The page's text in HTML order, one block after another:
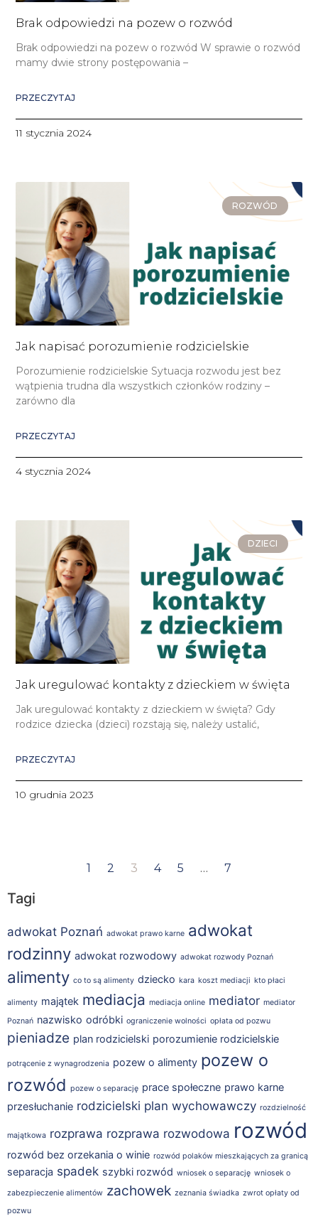
Brak odpowiedzi na pozew o rozwód
Brak odpowiedzi na pozew o rozwód W sprawie o rozwód
mamy dwie strony postępowania –
PRZECZYTAJ
11 stycznia 2024
ROZWÓD
Jak napisać porozumienie rodzicielskie
Porozumienie rodzicielskie Sytuacja rozwodu jest bez
wątpienia trudna dla wszystkich członków rodziny –
zarówno dla
PRZECZYTAJ
4 stycznia 2024
DZIECI
Jak uregulować kontakty z dzieckiem w święta
Jak uregulować kontakty z dzieckiem w święta? Gdy
rodzice dziecka (dzieci) rozstają się, należy ustalić,
PRZECZYTAJ
10 grudnia 2023
1 2 3 4 5 … 7
Tagi
adwokat Poznań adwokat prawo karne adwokat
rodzinny adwokat rozwodowy adwokat rozwody Poznań
alimenty co to są alimenty dziecko kara koszt mediacji kto płaci
alimenty majątek mediacja mediacja online mediator mediator
Poznań nazwisko odróbki ograniczenie wolności opłata od pozwu
pieniadze plan rodzicielski porozumienie rodzicielskie
potrącenie z wynagrodzenia pozew o alimenty pozew o
rozwód pozew o separację prace społeczne prawo karne
przesłuchanie rodzicielski plan wychowawczy rozdzielność
majątkowa rozprawa rozprawa rozwodowa rozwód
rozwód bez orzekania o winie rozwód polaków mieszkających za granicą
separacja spadek szybki rozwód wniosek o separację wniosek o
zabezpieczenie alimentów zachowek zeznania świadka zwrot opłaty od
pozwu